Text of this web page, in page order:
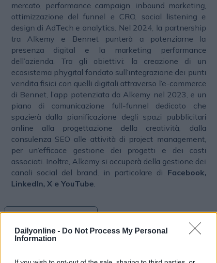
Dailyonline - Do Not Process My Personal
Information
mercato, performance campaign, inbound marketing,
ottimizzazione del funnel e CRO, social listening e
design di AdTech e analytics. Nel 2024, la partnership
tra Alkemy e Bennet punterà a potenziarne la
presenza digital e la marketing performance
dell’azienda. Tra gli obiettivi: la creazione di un
ecosistema phygital fondato sull’integrazione dei punti
vendita fisici con quelli digitali attraverso l’e-commerce
di Bennet, l’app potenziata da Alkemy nel 2023, e un
piano di comunicazione full-funnel dedicato che
spazierà dalla pianificazione degli spazi pubblicitari
online alla progettazione della creatività, dalla
consulenza SEO alle attività di project management,
per un’efficace gestione dei progetti e dei costi
associati. Inoltre, Alkemy si occuperà della gestione dei
canali social del brand, in particolare di Facebook,
LinkedIn, X e YouTube.
MERGER & ACQUISITION